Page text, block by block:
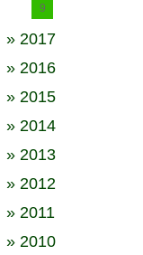
9
» 2017
» 2016
» 2015
» 2014
» 2013
» 2012
» 2011
» 2010